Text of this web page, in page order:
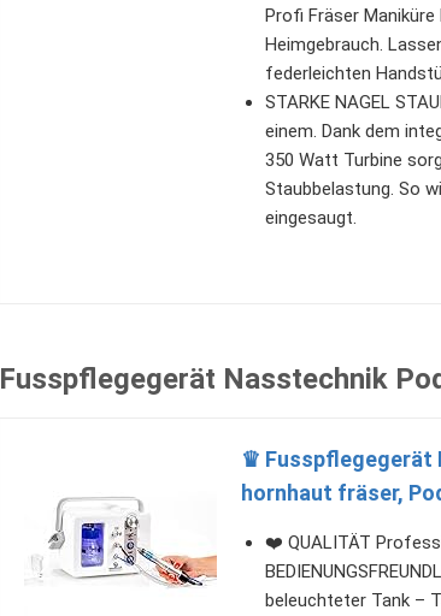
Profi Fräser
Heimgebrauch.
federleichten
STARKE NAGEL
einem. Dank dem
350 Watt Turbine
Staubbelastung. So
eingesaugt.
Fusspflegegerät Nasstechnik
♛ Fusspflegegerät
hornhaut fräser,
❤️ QUALITÄT
beleuchteter Tank –